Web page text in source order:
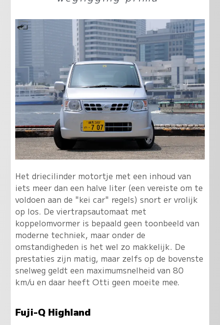
Het driecilinder motortje met een inhoud van
iets meer dan een halve liter (een vereiste om te
voldoen aan de "kei car" regels) snort er vrolijk
op los. De viertrapsautomaat met
koppelomvormer is bepaald geen toonbeeld van
moderne techniek, maar onder de
omstandigheden is het wel zo makkelijk. De
prestaties zijn matig, maar zelfs op de bovenste
snelweg geldt een maximumsnelheid van 80
km/u en daar heeft Otti geen moeite mee.
Fuji-Q Highland